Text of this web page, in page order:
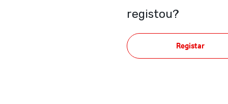
registou?
Registar